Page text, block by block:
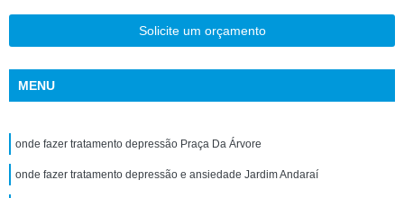
Solicite um orçamento
MENU
onde fazer tratamento depressão Praça Da Árvore
onde fazer tratamento depressão e ansiedade Jardim Andaraí